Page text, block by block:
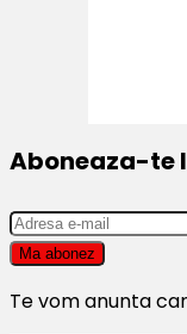
Aboneaza-te
Te vom anunta